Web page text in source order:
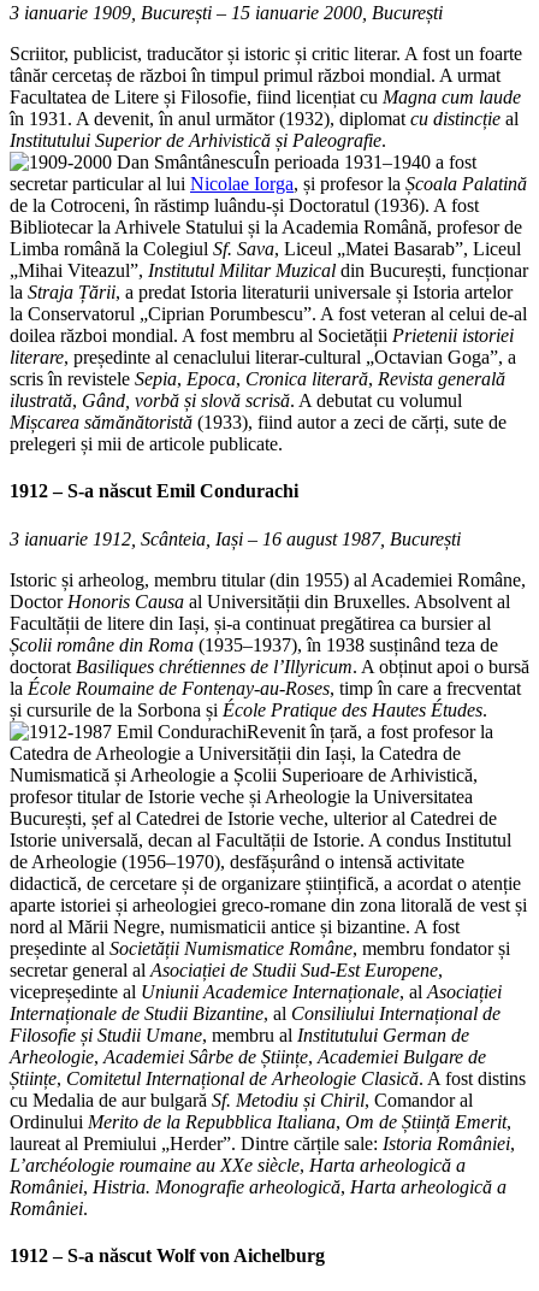
3 ianuarie 1909, București – 15 ianuarie 2000, București
Scriitor, publicist, traducător și istoric și critic literar. A fost un foarte
tânăr cercetaș de război în timpul primul război mondial. A urmat
Facultatea de Litere și Filosofie, fiind licențiat cu Magna cum laude
în 1931. A devenit, în anul următor (1932), diplomat cu distincție al
Institutului Superior de Arhivistică și Paleografie.
În perioada 1931–1940 a fost
secretar particular al lui Nicolae Iorga, și profesor la Școala Palatină
de la Cotroceni, în răstimp luându-și Doctoratul (1936). A fost
Bibliotecar la Arhivele Statului și la Academia Română, profesor de
Limba română la Colegiul Sf. Sava, Liceul „Matei Basarab”, Liceul
„Mihai Viteazul”, Institutul Militar Muzical din București, funcționar
la Straja Țării, a predat Istoria literaturii universale și Istoria artelor
la Conservatorul „Ciprian Porumbescu”. A fost veteran al celui de-al
doilea război mondial. A fost membru al Societății Prietenii istoriei
literare, președinte al cenaclului literar-cultural „Octavian Goga”, a
scris în revistele Sepia, Epoca, Cronica literară, Revista generală
ilustrată, Gând, vorbă și slovă scrisă. A debutat cu volumul
Mișcarea sămănătoristă (1933), fiind autor a zeci de cărți, sute de
prelegeri și mii de articole publicate.
1912 – S-a născutEmil Condurachi
3 ianuarie 1912, Scânteia, Iași – 16 august 1987, București
Istoric și arheolog, membru titular (din 1955) al Academiei Române,
Doctor Honoris Causa al Universității din Bruxelles. Absolvent al
Facultății de litere din Iași, și-a continuat pregătirea ca bursier al
Școlii române din Roma (1935–1937), în 1938 susținând teza de
doctorat Basiliques chrétiennes de l’Illyricum. A obținut apoi o bursă
la École Roumaine de Fontenay-au-Roses, timp în care a frecventat
și cursurile de la Sorbona și École Pratique des Hautes Études.
Revenit în țară, a fost profesor la
Catedra de Arheologie a Universității din Iași, la Catedra de
Numismatică și Arheologie a Școlii Superioare de Arhivistică,
profesor titular de Istorie veche și Arheologie la Universitatea
București, șef al Catedrei de Istorie veche, ulterior al Catedrei de
Istorie universală, decan al Facultății de Istorie. A condus Institutul
de Arheologie (1956–1970), desfășurând o intensă activitate
didactică, de cercetare și de organizare științifică, a acordat o atenție
aparte istoriei și arheologiei greco-romane din zona litorală de vest și
nord al Mării Negre, numismaticii antice și bizantine. A fost
președinte al Societății Numismatice Române, membru fondator și
secretar general al Asociației de Studii Sud-Est Europene,
vicepreședinte al Uniunii Academice Internaționale, al Asociației
Internaționale de Studii Bizantine, al Consiliului Internațional de
Filosofie și Studii Umane, membru al Institutului German de
Arheologie, Academiei Sârbe de Științe, Academiei Bulgare de
Științe, Comitetul Internațional de Arheologie Clasică. A fost distins
cu Medalia de aur bulgară Sf. Metodiu și Chiril, Comandor al
Ordinului Merito de la Repubblica Italiana, Om de Știință Emerit,
laureat al Premiului „Herder”. Dintre cărțile sale: Istoria României,
L’archéologie roumaine au XXe siècle, Harta arheologică a
României, Histria. Monografie arheologică, Harta arheologică a
României.
1912 – S-a născut Wolf von Aichelburg